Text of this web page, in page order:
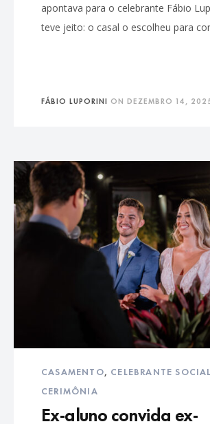
apontava para o celebrante Fábio
teve jeito: o casal o escolheu para
FÁBIO LUPORINI ON DEZEMBRO 14,
CASAMENTO, CELEBRANTE SOCIAL
CERIMÔNIA
Ex-aluno convida ex-